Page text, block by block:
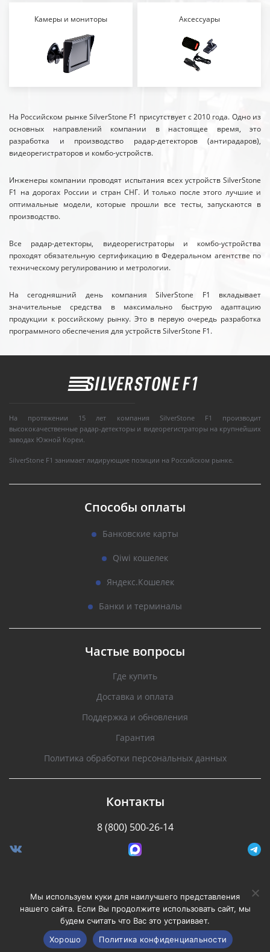
Камеры и мониторы Аксессуары
На Российском рынке SilverStone F1 присутствует с 2010 года. Одно из
основных направлений компании в настоящее время, это
разработка и производство радар-детекторов (антирадаров),
видеорегистраторов и комбо-устройств.
Инженеры компании проводят испытания всех устройств SilverStone
F1 на дорогах России и стран СНГ. И только после этого лучшие и
оптимальные модели, которые прошли все тесты, запускаются в
производство.
Все радар-детекторы, видеорегистраторы и комбо-устройства
проходят обязательную сертификацию в Федеральном агентстве по
техническому регулированию и метрологии.
На сегодняшний день компания SilverStone F1 вкладывает
значительные средства в максимально быструю адаптацию
продукции к российскому рынку. Это в первую очередь разработка
программного обеспечения для устройств SilverStone F1.
На протяжении 15 лет компания SilverStone F1 производит
высококачественные радар-детекторы и видеорегистраторы на крупнейших
заводах Южной Кореи.
SilverStone F1 занимает лидирующие позиции на Российском рынке.
Способы оплаты
Банковские карты
Qiwi кошелек
Яндекс.Кошелек
Банки и терминалы
Частые вопросы
Где купить
Доставка и оплата
Поддержка и обновления
Гарантия
Политика обработки персональных данных
Контакты
8 (800) 500-26-14
Разработано Stormcorp
Copyright © 2008-2020, Silverstone F1. Все права
защищены.
Мы используем куки для наилучшего представления
нашего сайта. Если Вы продолжите использовать сайт, мы
будем считать что Вас это устраивает.
Хорошо
Политика конфиденциальности